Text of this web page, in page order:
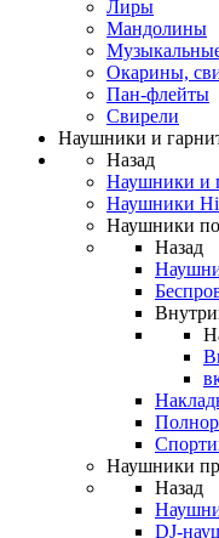
Лиры
Мандолины
Окарины,
Пан-флейты
Свирели
Наушники и
Назад
Наушники и
Наушники
Наушники
Назад
Наушники
Назад
DJ-